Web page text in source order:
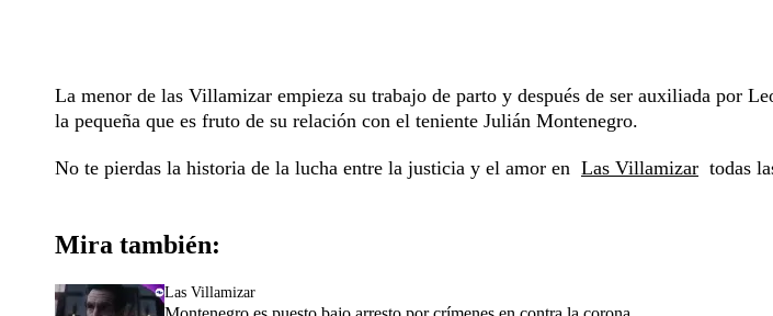
La menor de las Villamizar empieza su trabajo de parto y después de ser auxiliada por
la pequeña que es fruto de su relación con el teniente Julián Montenegro.
No te pierdas la historia de la lucha entre la justicia y el amor en Las Villamizar todas
Mira también:
Las Villamizar